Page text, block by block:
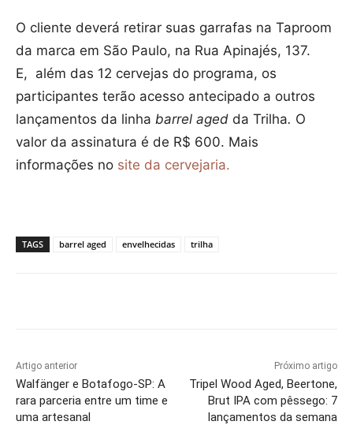
O cliente deverá retirar suas garrafas na Taproom
da marca em São Paulo, na Rua Apinajés, 137.
E, além das 12 cervejas do programa, os
participantes terão acesso antecipado a outros
lançamentos da linha barrel aged da Trilha. O
valor da assinatura é de R$ 600. Mais
informações no site da cervejaria.
TAGS barrel aged envelhecidas trilha
Artigo anterior
Walfänger e Botafogo-SP: A
rara parceria entre um time e
uma artesanal
Próximo artigo
Tripel Wood Aged, Beertone,
Brut IPA com pêssego: 7
lançamentos da semana